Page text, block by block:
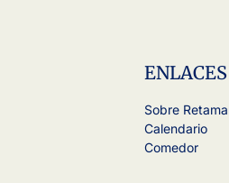
Sobre
Calendario
Comedor